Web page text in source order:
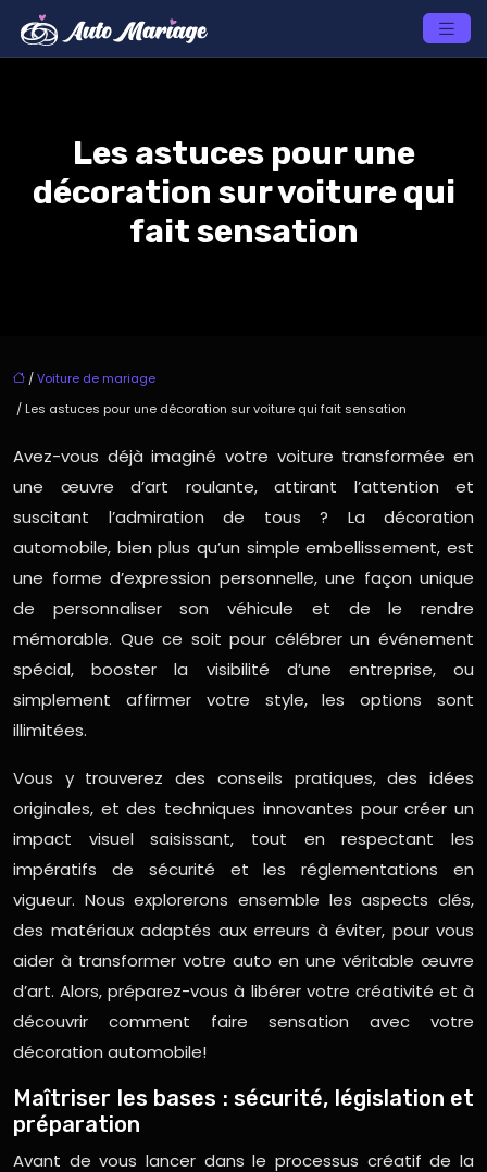
Les astuces pour une
décoration sur voiture qui
fait sensation
/Voiture de mariage
/ Les astuces pour une décoration sur voiture qui fait sensation
Avez-vous déjà imaginé votre voiture transformée en
une œuvre d’art roulante, attirant l’attention et
suscitant l’admiration de tous ? La décoration
automobile, bien plus qu’un simple embellissement, est
une forme d’expression personnelle, une façon unique
de personnaliser son véhicule et de le rendre
mémorable. Que ce soit pour célébrer un événement
spécial, booster la visibilité d’une entreprise, ou
simplement affirmer votre style, les options sont
illimitées.
Vous y trouverez des conseils pratiques, des idées
originales, et des techniques innovantes pour créer un
impact visuel saisissant, tout en respectant les
impératifs de sécurité et les réglementations en
vigueur. Nous explorerons ensemble les aspects clés,
des matériaux adaptés aux erreurs à éviter, pour vous
aider à transformer votre auto en une véritable œuvre
d’art. Alors, préparez-vous à libérer votre créativité et à
découvrir comment faire sensation avec votre
décoration automobile!
Maîtriser les bases : sécurité, législation et
préparation
Avant de vous lancer dans le processus créatif de la